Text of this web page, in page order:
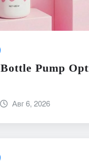
Bottle Pump
Авг 6, 2026